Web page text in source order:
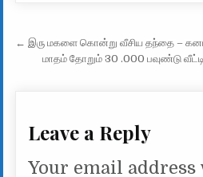
Post navigation
← இரு மகளை கொன்று வீசிய தந்தை –
மாதம் தோறும் 30 .000 பவுண்டு
Leave a Reply
Your email